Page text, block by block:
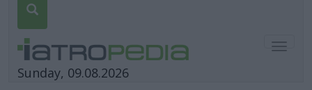
Sunday, 09.08.2026